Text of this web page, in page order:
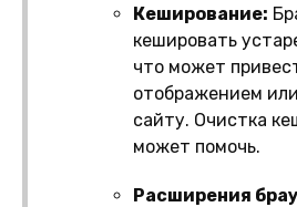
Кеширование:
кешировать
что может
отображением
сайту. Очистка
может помочь.
Расширения